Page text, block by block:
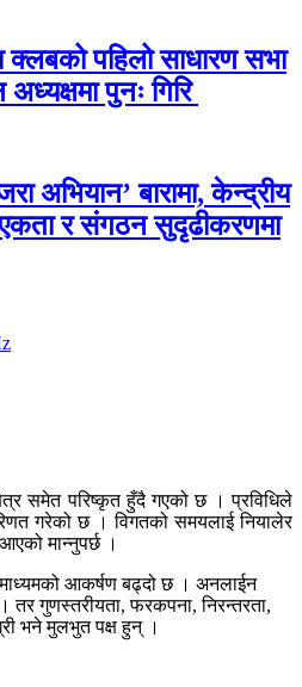
पहिलो साधारण सभा
पुनः गिरि
अभियान’ बारामा, केन्द्रीय
एकता र संगठन सुदृढीकरणमा
समेत परिष्कृत हुँदै गएको छ । प्रविधिले
गरेको छ । विगतको समयलाई नियालेर
मान्नुपर्छ ।
आकर्षण बढ्दो छ । अनलाईन
गुणस्तरीयता, फरकपना, निरन्तरता,
भने मुलभुत पक्ष हुन् ।